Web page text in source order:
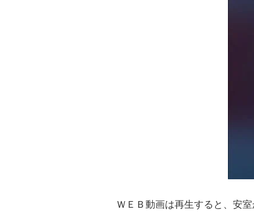
ＷＥＢ動画は再生すると、安